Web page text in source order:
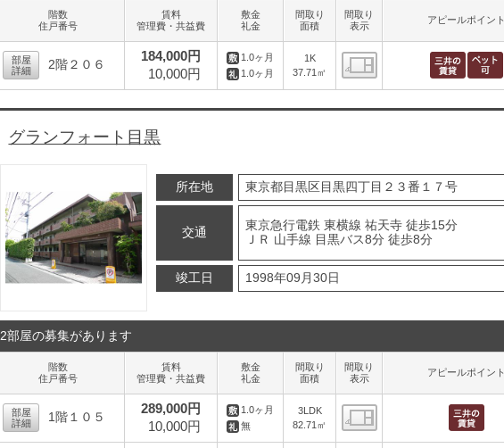
階数
住戸番号
賃料
管理費・共益費
敷金
礼金
間取り
面積
間取り
表示
アピールポイント
部屋
詳細
2階２０６
184,000円
10,000円
1.0ヶ月
1.0ヶ月
1K
37.71㎡
間取り表示
グランフォート目黒
所在地 東京都目黒区目黒四丁目２３番１７号
交通
東京急行電鉄 東横線 祐天寺 徒歩15分
ＪＲ 山手線 目黒バス8分 徒歩8分
竣工日 1998年09月30日
2部屋の募集があります
階数
住戸番号
賃料
管理費・共益費
敷金
礼金
間取り
面積
間取り
表示
アピールポイント
部屋
詳細
1階１０５
289,000円
10,000円
1.0ヶ月
無
3LDK
82.71㎡
間取り表示